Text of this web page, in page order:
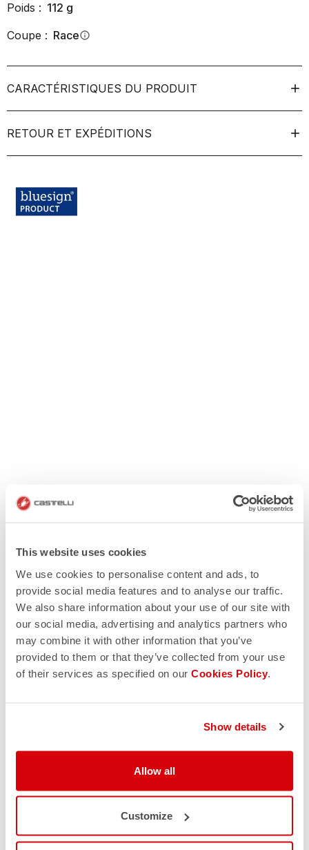
This website uses cookies
We use cookies to personalise content and ads, to
provide social media features and to analyse our traffic.
We also share information about your use of our site with
our social media, advertising and analytics partners who
may combine it with other information that you’ve
provided to them or that they’ve collected from your use
of their services as specified on our Cookies Policy.
Show details
Allow all
Customize
Poids : 112 g
Coupe : Raceinfo
CARACTÉRISTIQUES DU PRODUIT
RETOUR ET EXPÉDITIONS